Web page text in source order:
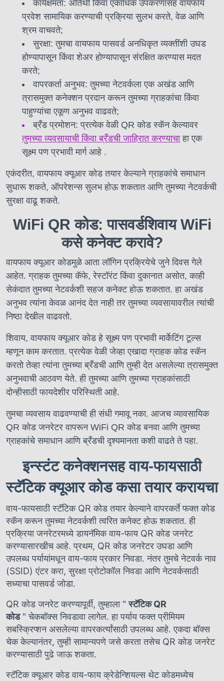
कार्यक्षमता: अतिथी किंवा एकाधिक उपकरणांसह वायफाय
प्रवेश सामायिक करण्याची प्रक्रिया सुलभ करते, वेळ आणि
श्रम वाचवते;
सुरक्षा: तुमचा वायफाय पासवर्ड अनधिकृत व्यक्तींशी उघड
होण्यापासून किंवा शेअर होण्यापासून संरक्षित करण्यास मदत
करते;
वापरकर्ता अनुभव: तुमच्या नेटवर्कला एक अखंड आणि
त्रासमुक्त कनेक्शन प्रदान करून तुमच्या ग्राहकांचा किंवा
पाहुण्यांचा एकूण अनुभव वाढवते;
ब्रँड प्रमोशन: प्रत्येक वेळी QR कोड स्कॅन केल्यावर
तुमच्या व्यवसायाची किंवा ब्रँडची जाहिरात करण्याचाहा एक
सूक्ष्म पण प्रभावी मार्ग आहे .
एकंदरीत, वायफाय क्यूआर कोड तयार केल्याने ग्राहकांचे समाधान
सुधारू शकते, ऑपरेशन्स सुलभ होऊ शकतात आणि तुमच्या नेटवर्कची
सुरक्षा वाढू शकते.
WiFi QR कोड: पासवर्डशिवाय WiFi
कसे कनेक्ट करावे?
वायफाय क्यूआर कोडमुळे आता लॉगिन प्रक्रियेचे जुने दिवस गेले
आहेत. ग्राहक तुमच्या कॅफे, रेस्टॉरंट किंवा दुकानात असोत, काही
सेकंदात तुमच्या नेटवर्कशी सहज कनेक्ट होऊ शकतात. हा अखंड
अनुभव त्यांना केवळ आनंद देत नाही तर तुमच्या व्यवसायावरील त्यांची
निष्ठा देखील वाढवतो.
शिवाय, वायफाय क्यूआर कोड हे सूक्ष्म पण प्रभावी मार्केटिंग टूल्स
म्हणून काम करतात. प्रत्येक वेळी जेव्हा एखादा ग्राहक कोड स्कॅन
करतो तेव्हा त्यांना तुमच्या ब्रँडची आणि तुम्ही देत ​​असलेल्या त्रासमुक्त
अनुभवाची आठवण येते. ही तुमच्या आणि तुमच्या ग्राहकांसाठी
दोन्हीसाठी फायदेशीर परिस्थिती आहे.
तुमचा व्यवसाय वाढवण्याची ही संधी गमावू नका. आजच व्यावसायिक
QR कोड जनरेटर वापरून WiFi QR कोड बनवा आणि तुमच्या
ग्राहकांचे समाधान आणि ब्रँडची दृश्यमानता कशी वाढते ते पहा.
इन्स्टंट कनेक्शनसह वाय-फायसाठी
स्टॅटिक क्यूआर कोड कसा तयार करायचा
वाय-फायसाठी स्टॅटिक QR कोड तयार केल्याने वापरकर्ते फक्त कोड
स्कॅन करून तुमच्या नेटवर्कशी त्वरित कनेक्ट होऊ शकतात. ही
प्रक्रिया जनरेटरमध्ये डायनॅमिक वाय-फाय QR कोड जनरेट
करण्यासारखीच आहे. प्रथम, QR कोड जनरेटर उघडा आणि
उपलब्ध पर्यायांमधूनवाय-फायप्रकार निवडा. नंतर तुमचे नेटवर्क नाव
(SSID) एंटर करा, सुरक्षा प्रोटोकॉल निवडा आणि नेटवर्कसाठी
सध्याचा पासवर्ड जोडा.
QR कोड जनरेट करण्यापूर्वी, तुम्हाला "स्टॅटिक QR
कोड" चेकबॉक्स निवडावा लागेल. हा पर्याय फक्त प्रीमियम
सबस्क्रिप्शन असलेल्या वापरकर्त्यांसाठी उपलब्ध आहे. एकदा बॉक्स
चेक केल्यानंतर, तुम्ही सामान्यपणे जसे करता तसेच QR कोड जनरेट
करण्यासाठी पुढे जाऊ शकता.
स्टॅटिक क्यूआर कोड वाय-फाय क्रेडेन्शियल्स थेट कोडमध्येच